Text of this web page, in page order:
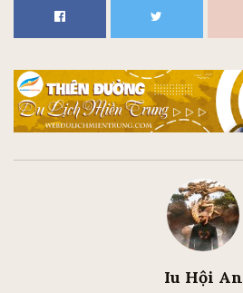
Iu Hội An